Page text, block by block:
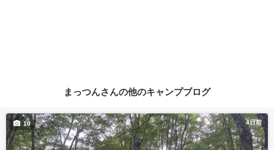
まっつんさんの他のキャンプブログ
4日前
10